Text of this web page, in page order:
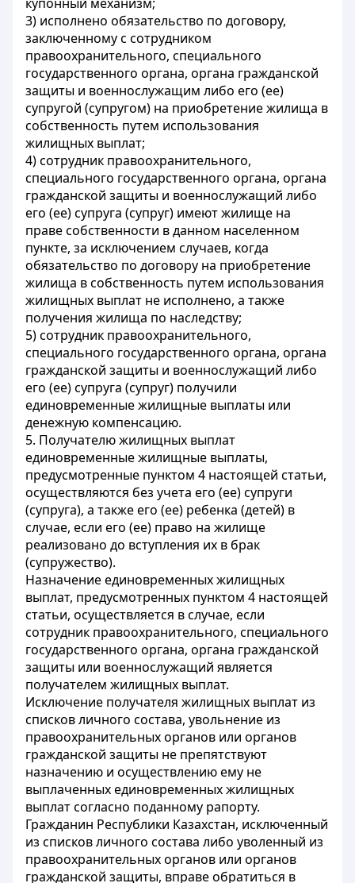
3) исполнено обязательство по договору,
заключенному с сотрудником
правоохранительного, специального
государственного органа, органа гражданской
защиты и военнослужащим либо его (ее)
супругой (супругом) на приобретение жилища в
собственность путем использования
жилищных выплат;
4) сотрудник правоохранительного,
специального государственного органа, органа
гражданской защиты и военнослужащий либо
его (ее) супруга (супруг) имеют жилище на
праве собственности в данном населенном
пункте, за исключением случаев, когда
обязательство по договору на приобретение
жилища в собственность путем использования
жилищных выплат не исполнено, а также
получения жилища по наследству;
5) сотрудник правоохранительного,
специального государственного органа, органа
гражданской защиты и военнослужащий либо
его (ее) супруга (супруг) получили
единовременные жилищные выплаты или
денежную компенсацию.
5. Получателю жилищных выплат
единовременные жилищные выплаты,
предусмотренные пунктом 4 настоящей статьи,
осуществляются без учета его (ее) супруги
(супруга), а также его (ее) ребенка (детей) в
случае, если его (ее) право на жилище
реализовано до вступления их в брак
(супружество).
Назначение единовременных жилищных
выплат, предусмотренных пунктом 4 настоящей
статьи, осуществляется в случае, если
сотрудник правоохранительного, специального
государственного органа, органа гражданской
защиты или военнослужащий является
получателем жилищных выплат.
Исключение получателя жилищных выплат из
списков личного состава, увольнение из
правоохранительных органов или органов
гражданской защиты не препятствуют
назначению и осуществлению ему не
выплаченных единовременных жилищных
выплат согласно поданному рапорту.
Гражданин Республики Казахстан, исключенный
из списков личного состава либо уволенный из
правоохранительных органов или органов
гражданской защиты, вправе обратиться в